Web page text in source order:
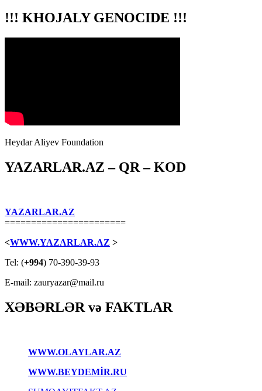
!!! KHOJALY GENOCIDE !!!
Heydar Aliyev Foundation
YAZARLAR.AZ – QR – KOD
YAZARLAR.AZ
=======================
<WWW.YAZARLAR.AZ >
Tel: (+994) 70-390-39-93
E-mail: zauryazar@mail.ru
XƏBƏRLƏR və FAKTLAR
WWW.OLAYLAR.AZ
WWW.BEYDEMİR.RU